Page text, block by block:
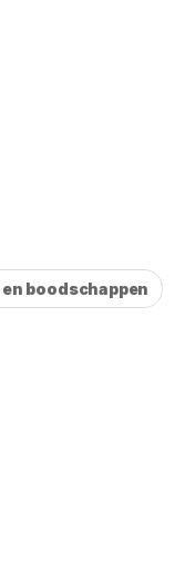
boodschappen